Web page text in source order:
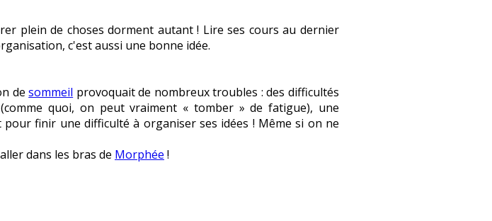
plein de choses dorment autant ! Lire ses cours au dernier
c'est aussi une bonne idée.
desommeil provoquait de nombreux troubles : des difficultés
quoi, on peut vraiment « tomber » de fatigue), une
finir une difficulté à organiser ses idées ! Même si on ne
dans les bras de Morphée !